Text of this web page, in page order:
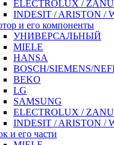
ELECTROLUX /
INDESIT / ARISTON /
и его компоненты
УНИВЕРСАЛЬНЫЙ
MIELE
HANSA
BOSCH/SIEMENS/
BEKO
LG
SAMSUNG
ELECTROLUX /
INDESIT / ARISTON /
и его части